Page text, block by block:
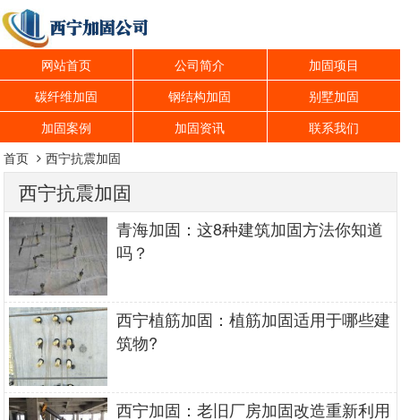
网站首页 公司简介
加固项目
碳纤维加固
钢结构加固
别墅加固
加固案例
加固资讯
联系我们
首页
西宁抗震加固
西宁抗震加固
青海加固：这8种建筑加固方法你知道
吗？
西宁植筋加固：植筋加固适用于哪些建
筑物?
西宁加固：老旧厂房加固改造重新利用